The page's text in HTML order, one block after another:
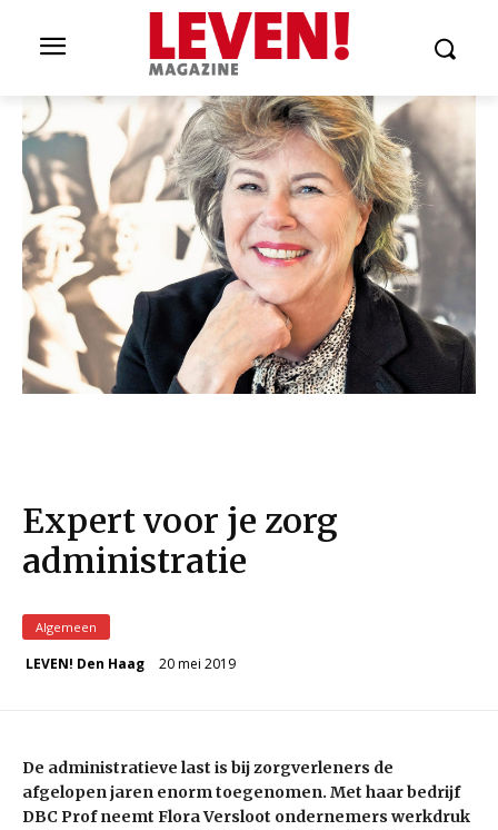
Expert voor je zorg
administratie
Algemeen
LEVEN! Den Haag 20 mei 2019
De administratieve last is bij zorgverleners de
afgelopen jaren enorm toegenomen. Met haar bedrijf
DBC Prof neemt Flora Versloot ondernemers werkdruk